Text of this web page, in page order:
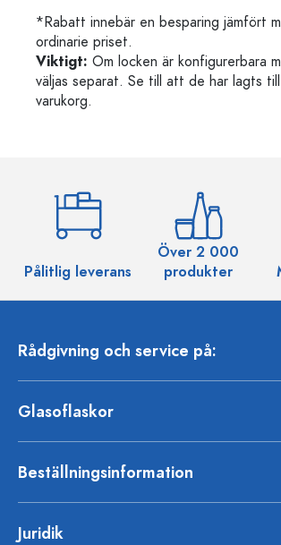
*Rabatt innebär en besparing jämfört
ordinarie priset.
Viktigt: Om locken är konfigurerbara
väljas separat. Se till att de har lagts
varukorg.
Pålitlig leverans
Över 2 000
produkter
Rådgivning och service på:
Glasoflaskor
Beställningsinformation
Juridik